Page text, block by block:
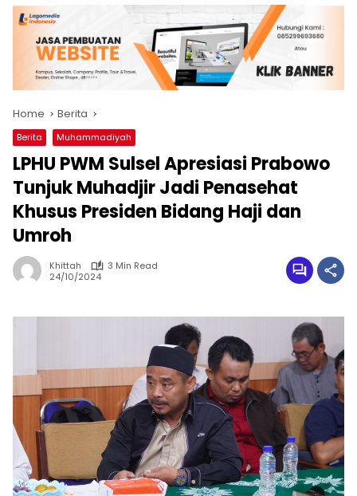
Home Berita
Berita Muhammadiyah
LPHU PWM Sulsel Apresiasi Prabowo
Tunjuk Muhadjir Jadi Penasehat
Khusus Presiden Bidang Haji dan
Umroh
Khittah
3 Min Read
24/10/2024